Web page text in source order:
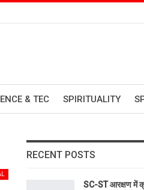
& TEC SPIRITUALITY
RECENT POSTS
SC-ST आरक्षण में